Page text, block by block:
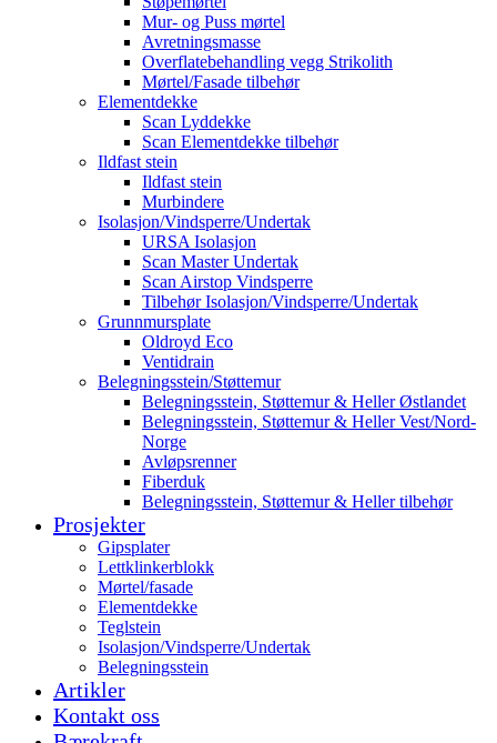
Mur- og Puss mørtel
Avretningsmasse
Overflatebehandling vegg Strikolith
Mørtel/Fasade tilbehør
Elementdekke
Scan Lyddekke
Scan Elementdekke tilbehør
Ildfast stein
Ildfast stein
Murbindere
Isolasjon/Vindsperre/Undertak
URSA Isolasjon
Scan Master Undertak
Scan Airstop Vindsperre
Tilbehør Isolasjon/Vindsperre/Undertak
Grunnmursplate
Oldroyd Eco
Ventidrain
Belegningsstein/Støttemur
Belegningsstein, Støttemur & Heller Østlandet
Belegningsstein, Støttemur & Heller Vest/Nord-
Norge
Avløpsrenner
Fiberduk
Belegningsstein, Støttemur & Heller tilbehør
Prosjekter
Gipsplater
Lettklinkerblokk
Mørtel/fasade
Elementdekke
Teglstein
Isolasjon/Vindsperre/Undertak
Belegningsstein
Artikler
Kontakt oss